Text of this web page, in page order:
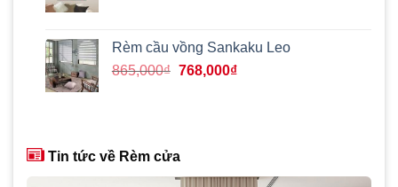
560,000₫.là:
420,000₫.
Rèm cầu vồng Sankaku Leo
865,000₫ Giá
768,000₫Giá
Tin tức về Rèm cửa